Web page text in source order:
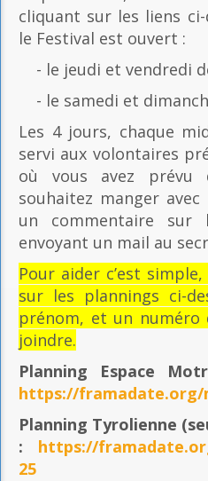
cliquant sur les liens
le Festival est ouvert :
- le jeudi et vendredi
- le samedi et
Les 4 jours, chaque
servi aux volontaires
où vous avez prévu
souhaitez manger
un commentaire
envoyant un mail au
Pour aider c’est
sur les plannings ci-
prénom, et un numéro
joindre.
Planning Espace
https://
Planning Tyrolienne
: https://
25